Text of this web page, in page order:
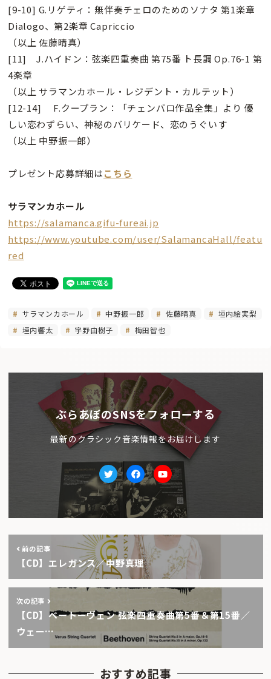
[9-10] G.リゲティ：無伴奏チェロのためのソナタ 第1楽章
Dialogo、第2楽章 Capriccio
（以上 佐藤晴真）
[11] J.ハイドン：弦楽四重奏曲 第75番 ト長調 Op.76-1 第
4楽章
（以上 サラマンカホール・レジデント・カルテット）
[12-14] F.クープラン：「チェンバロ作品全集」より 優
しい恋わずらい、神秘のバリケード、恋のうぐいす
（以上 中野振一郎）
プレゼント応募詳細はこちら
サラマンカホール
https://salamanca.gifu-fureai.jp
https://www.youtube.com/user/SalamancaHall/featu
red
サラマンカホール 中野振一郎 佐藤晴真
垣内絵実梨
垣内響太
宇野由樹子 梅田智也
ぶらあぼのSNSをフォローする
最新のクラシック音楽情報をお届けします
TwitterfacebookYoutube
前の記事
【CD】エレガンス／中野真理
次の記事
【CD】ベートーヴェン 弦楽四重奏曲第5番＆第15番／
ウェー…
おすすめ記事